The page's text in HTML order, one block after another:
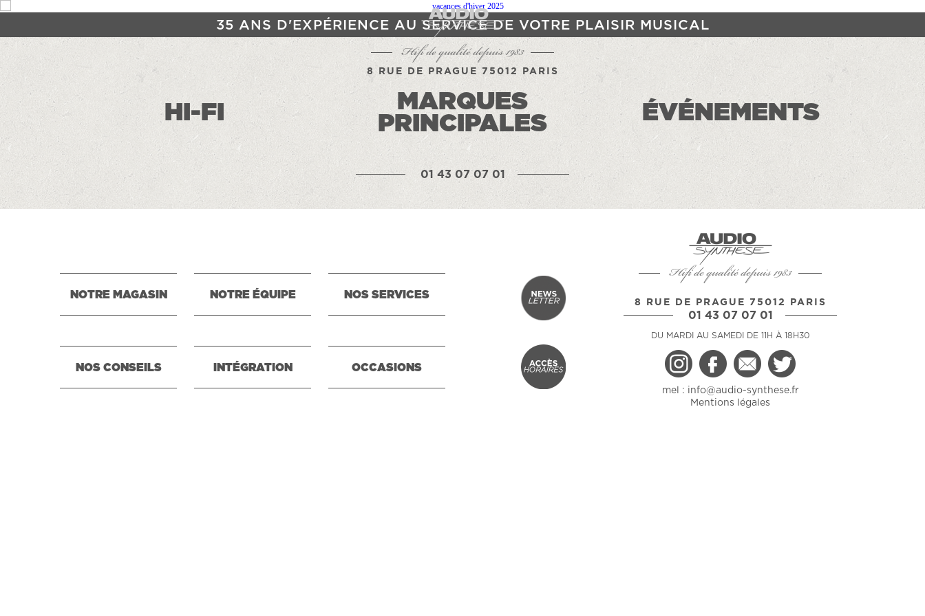
35 ANS D'EXPÉRIENCE AU SERVICE DE VOTRE PLAISIR MUSICAL
Hifi de qualité depuis 1983
8 RUE DE PRAGUE 75012 PARIS
HI-FI
MARQUES
PRINCIPALES
ÉVÉNEMENTS
01 43 07 07 01
NOTRE MAGASIN NOTRE ÉQUIPE NOS SERVICES
NOS CONSEILS INTÉGRATION OCCASIONS
Hifi de qualité depuis 1983
8 RUE DE PRAGUE 75012 PARIS
01 43 07 07 01
DU MARDI AU SAMEDI DE 11H À 18H30
mel : info@audio-synthese.fr
Mentions légales